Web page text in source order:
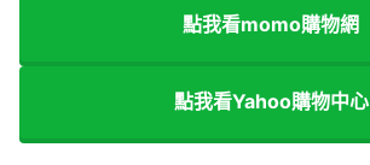
點我看momo購物網
點我看Yahoo購物中心